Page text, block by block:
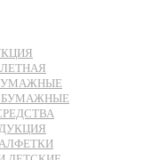
БУМАЖНЫЕ